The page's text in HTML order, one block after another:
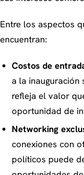
Entre los aspectos
encuentran:
Costos de
a la
refleja el valor
oportunidad de
Networking
conexiones con
políticos puede